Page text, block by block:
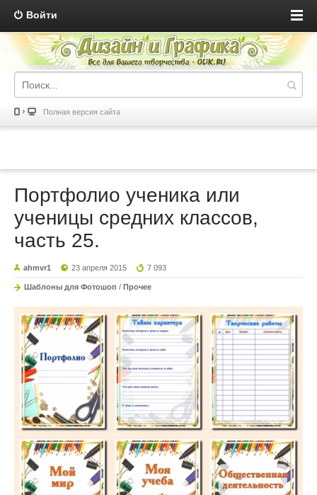
Войти
Полная версия сайта
Портфолио ученика или
ученицы средних классов,
часть 25.
ahmvr1 23 апреля 2015 7 093
Шаблоны для Фотошоп / Прочее